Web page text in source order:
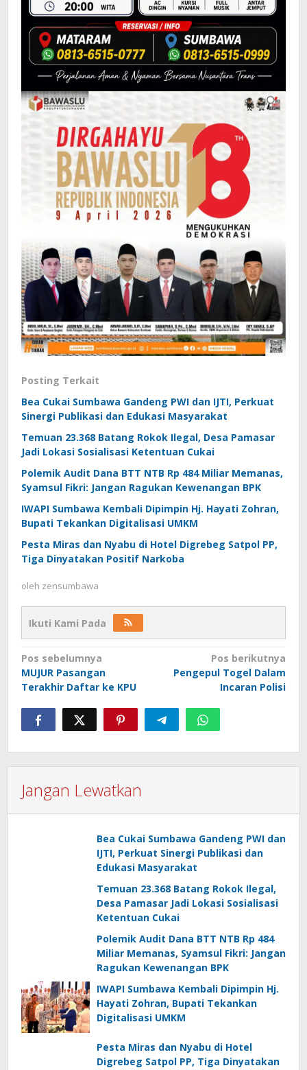
Posting Terkait
Bea Cukai Sumbawa Gandeng PWI dan IJTI, Perkuat
Sinergi Publikasi dan Edukasi Masyarakat
Temuan 23.368 Batang Rokok Ilegal, Desa Pamasar
Jadi Lokasi Sosialisasi Ketentuan Cukai
Polemik Audit Dana BTT NTB Rp 484 Miliar Memanas,
Syamsul Fikri: Jangan Ragukan Kewenangan BPK
IWAPI Sumbawa Kembali Dipimpin Hj. Hayati Zohran,
Bupati Tekankan Digitalisasi UMKM
Pesta Miras dan Nyabu di Hotel Digrebeg Satpol PP,
Tiga Dinyatakan Positif Narkoba
oleh zensumbawa
Ikuti Kami Pada
Navigasi
pos
Pos sebelumnya
MUJUR Pasangan
Terakhir Daftar ke KPU
Pos berikutnya
Pengepul Togel Dalam
Incaran Polisi
Jangan Lewatkan
Bea Cukai Sumbawa Gandeng PWI dan
IJTI, Perkuat Sinergi Publikasi dan
Edukasi Masyarakat
Temuan 23.368 Batang Rokok Ilegal,
Desa Pamasar Jadi Lokasi Sosialisasi
Ketentuan Cukai
Polemik Audit Dana BTT NTB Rp 484
Miliar Memanas, Syamsul Fikri: Jangan
Ragukan Kewenangan BPK
IWAPI Sumbawa Kembali Dipimpin Hj.
Hayati Zohran, Bupati Tekankan
Digitalisasi UMKM
Pesta Miras dan Nyabu di Hotel
Digrebeg Satpol PP, Tiga Dinyatakan